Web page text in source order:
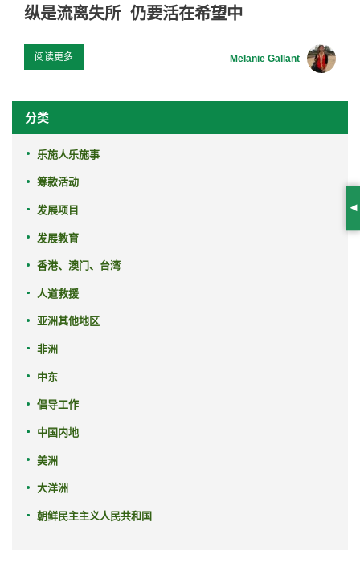
纵是流离失所 仍要活在希望中
阅读更多 Melanie Gallant
分类
乐施人乐施事
筹款活动
发展项目
发展教育
香港、澳门、台湾
人道救援
亚洲其他地区
非洲
中东
倡导工作
中国内地
美洲
大洋洲
朝鲜民主主义人民共和国